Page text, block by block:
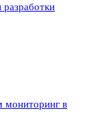
разработки
мониторинг в